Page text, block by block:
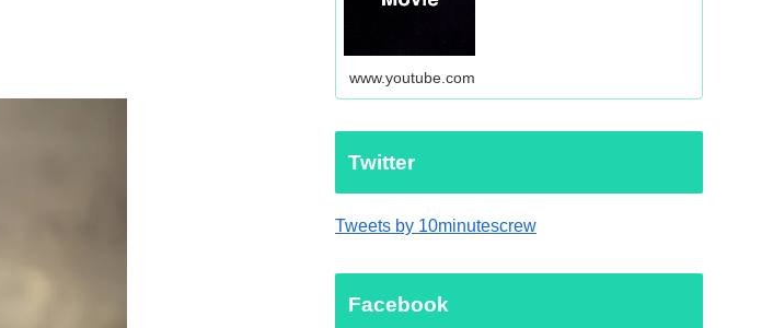
www.youtube.com
Twitter
Tweets by 10minutescrew
Facebook